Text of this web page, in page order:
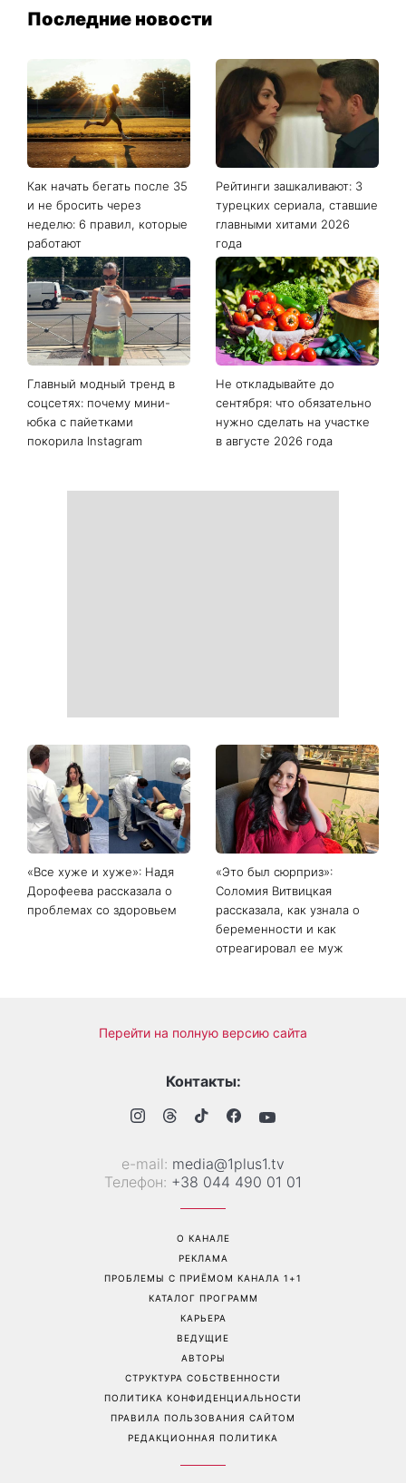
Последние новости
Главный модный тренд в
соцсетях: почему мини-
юбка с пайетками
покорила Instagram
Не откладывайте до
сентября: что обязательно
нужно сделать на участке
в августе 2026 года
Дорофеева рассказала о
проблемах со здоровьем
«Это был сюрприз»:
Соломия Витвицкая
рассказала, как узнала о
беременности и как
отреагировал ее муж